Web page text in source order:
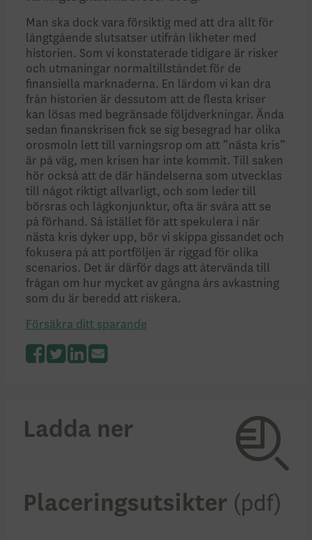
Man ska dock vara försiktig med att dra allt för
långtgående slutsatser utifrån likheter med
historien. Som vi konstaterade tidigare är risker
och utmaningar normaltillståndet för de
finansiella marknaderna. En lärdom vi kan dra
från historien är dessutom att de flesta kriser
kan lösas med begränsade följdverkningar. Ända
sedan finanskrisen fick se sig besegrad har olika
orosmoln lett till varningsrop om att ”nästa kris”
är på väg, men krisen har inte kommit. Till saken
hör också att de där händelserna som utvecklas
till något riktigt allvarligt, och som leder till
börsras och lågkonjunktur, ofta är svåra att se
på förhand. Så istället för att spekulera i när
nästa kris dyker upp, bör vi skippa gissandet och
fokusera på att portföljen är riggad för olika
scenarios. Det är därför dags att återvända till
frågan om hur mycket av gångna års avkastning
som du är beredd att riskera.
Försäkra ditt sparande
Ladda ner
Placeringsutsikter